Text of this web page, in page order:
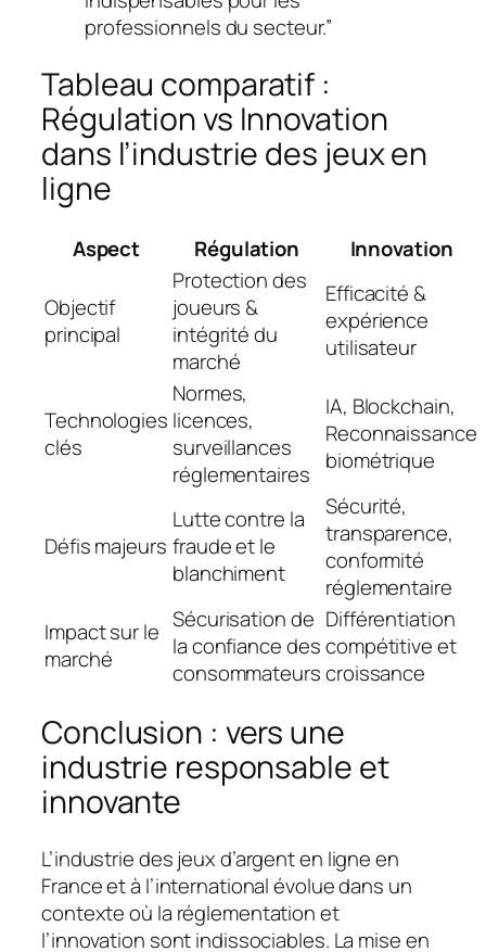
professionnels du secteur.”
Tableau comparatif :
Régulation vs Innovation
dans l’industrie des jeux en
ligne
Aspect Régulation Innovation
Objectif
principal
Protection des
joueurs &
intégrité du
marché
Efficacité &
expérience
utilisateur
Technologies
clés
Normes,
licences,
surveillances
réglementaires
IA, Blockchain,
Reconnaissance
biométrique
Défis majeurs
Lutte contre la
fraude et le
blanchiment
Sécurité,
transparence,
conformité
réglementaire
Impact sur le
marché
Sécurisation de
la confiance des
consommateurs
Différentiation
compétitive et
croissance
Conclusion : vers une
industrie responsable et
innovante
L’industrie des jeux d’argent en ligne en
France et à l’international évolue dans un
contexte où la réglementation et
l’innovation sont indissociables. La mise en